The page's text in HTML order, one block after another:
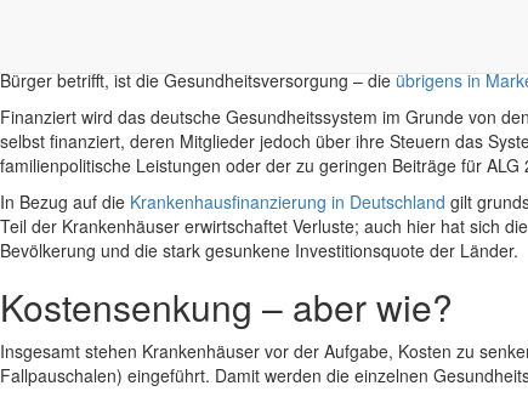
Wie in anderen Bereichen lässt die Pandemie auch in der
Bürger betrifft, ist die Gesundheitsversorgung – dieübrigens in
Finanziert wird das deutsche Gesundheitssystem im Grunde von
selbst finanziert, deren Mitglieder jedoch über ihre Steuern das
familienpolitische Leistungen oder der zu geringen Beiträge für
In Bezug auf die Krankenhausfinanzierung in Deutschland gilt
Teil der Krankenhäuser erwirtschaftet Verluste; auch hier hat sich
Bevölkerung und die stark gesunkene Investitionsquote der Länder.
Kostensenkung – aber wie?
Insgesamt stehen Krankenhäuser vor der Aufgabe, Kosten zu
Fallpauschalen) eingeführt. Damit werden die einzelnen